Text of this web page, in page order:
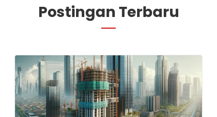
Postingan Terbaru